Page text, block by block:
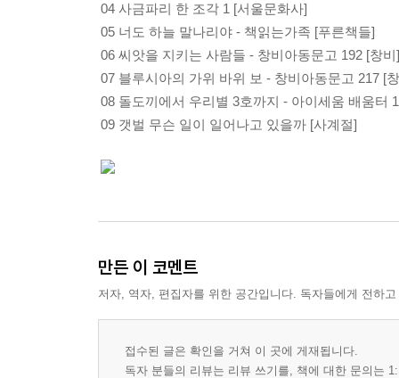
04 사금파리 한 조각 1 [서울문화사]
05 너도 하늘 말나리야 - 책읽는가족 [푸른책들]
06 씨앗을 지키는 사람들 - 창비아동문고 192 [창비]
07 블루시아의 가위 바위 보 - 창비아동문고 217 [
08 돌도끼에서 우리별 3호까지 - 아이세움 배움터
09 갯벌 무슨 일이 일어나고 있을까 [사계절]
만든 이 코멘트
저자, 역자, 편집자를 위한 공간입니다. 독자들에게 전하
접수된 글은 확인을 거쳐 이 곳에 게재됩니다.
독자 분들의 리뷰는 리뷰 쓰기를, 책에 대한 문의는